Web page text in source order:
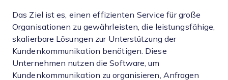
Das Ziel ist es, einen effizienten Service für große
Organisationen zu gewährleisten, die leistungsfähige,
skalierbare Lösungen zur Unterstützung der
Kundenkommunikation benötigen. Diese
Unternehmen nutzen die Software, um
Kundenkommunikation zu organisieren, Anfragen